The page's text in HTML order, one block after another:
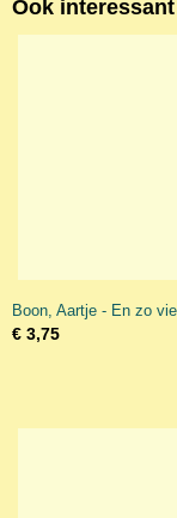
Ook interessant
Boon, Aartje - En zo
€ 3,75